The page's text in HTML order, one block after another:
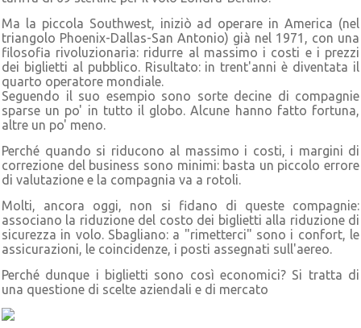
Ma la piccola Southwest, iniziò ad operare in America (nel
triangolo Phoenix-Dallas-San Antonio) già nel 1971, con una
filosofia rivoluzionaria: ridurre al massimo i costi e i prezzi
dei biglietti al pubblico. Risultato: in trent'anni è diventata il
quarto operatore mondiale.
Seguendo il suo esempio sono sorte decine di compagnie
sparse un po' in tutto il globo. Alcune hanno fatto fortuna,
altre un po' meno.
Perché quando si riducono al massimo i costi, i margini di
correzione del business sono minimi: basta un piccolo errore
di valutazione e la compagnia va a rotoli.
Molti, ancora oggi, non si fidano di queste compagnie:
associano la riduzione del costo dei biglietti alla riduzione di
sicurezza in volo. Sbagliano: a "rimetterci" sono i confort, le
assicurazioni, le coincidenze, i posti assegnati sull'aereo.
Perché dunque i biglietti sono così economici? Si tratta di
una questione di scelte aziendali e di mercato